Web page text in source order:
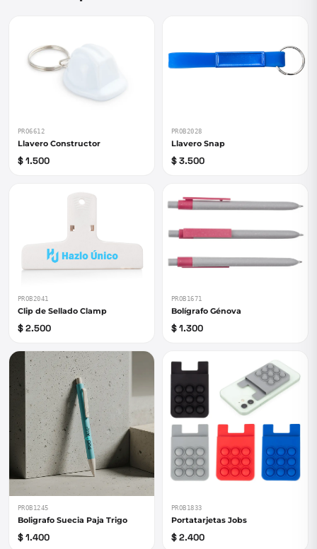
PRO6612
Llavero Constructor
$ 1.500
PROB2028
Llavero Snap
$ 3.500
PROB2041
Clip de Sellado Clamp
$ 2.500
PROB1671
Bolígrafo Génova
$ 1.300
PROB1245
Boligrafo Suecia Paja Trigo
$ 1.400
PROB1833
Portatarjetas Jobs
$ 2.400